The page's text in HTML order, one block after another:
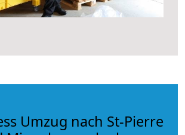
Umzug nach St-Pierre